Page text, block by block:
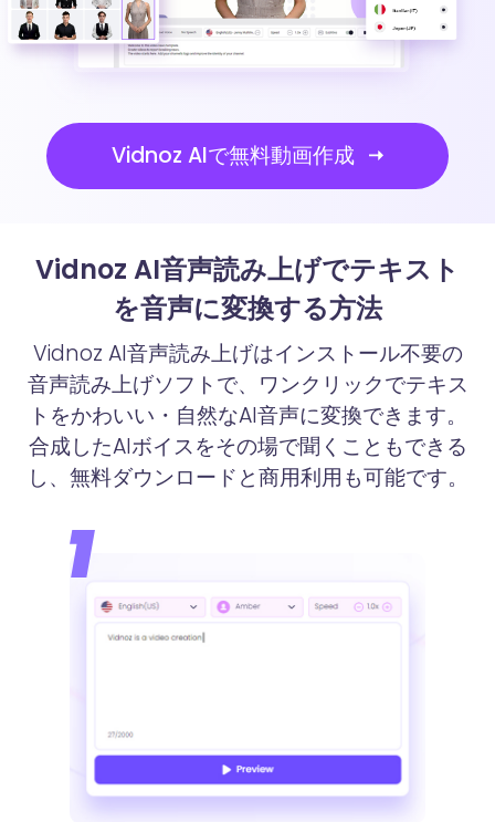
Vidnoz AIで無料動画作成
Vidnoz AI音声読み上げでテキスト
を音声に変換する方法
Vidnoz AI音声読み上げはインストール不要の
音声読み上げソフトで、ワンクリックでテキス
トをかわいい・自然なAI音声に変換できます。
合成したAIボイスをその場で聞くこともできる
し、無料ダウンロードと商用利用も可能です。